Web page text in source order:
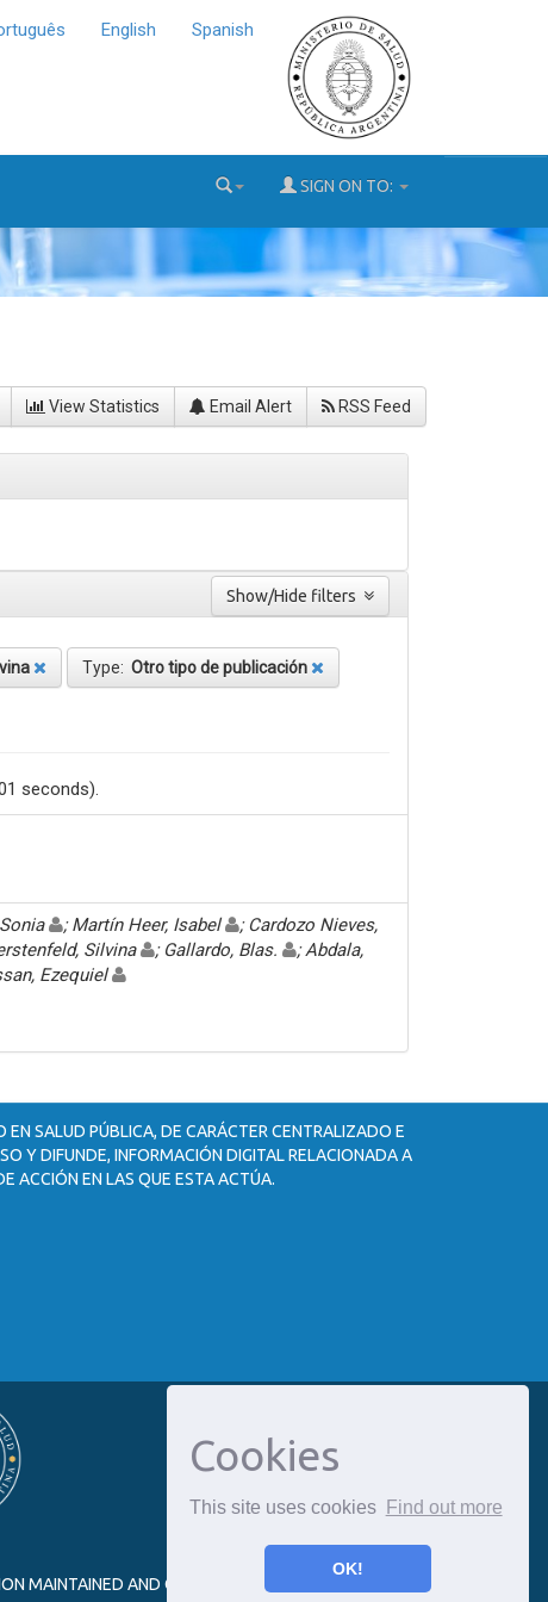
Cookies
This site uses cookies Find out more
OK!
English Spanish
SIGN ON TO:
View Statistics Email Alert RSS Feed
Type: Otro tipo de publicación
seconds).
; Martín Heer, Isabel
; Cardozo Nieves,
Silvina ; Gallardo, Blas.
; Abdala,
Ezequiel
SALUD PÚBLICA, DE CARÁCTER CENTRALIZADO E
Y DIFUNDE, INFORMACIÓN DIGITAL RELACIONADA A
ACCIÓN EN LAS QUE ESTA ACTÚA.
MAINTAINED AND OPTIMIZED BY